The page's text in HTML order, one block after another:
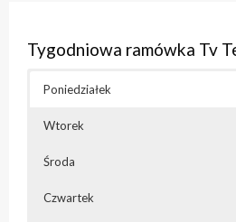
Tygodniowa ramówka Tv
Poniedziałek
Wtorek
Środa
Czwartek